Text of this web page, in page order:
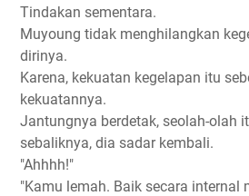
Tindakan sementara.
Muyoung tidak menghilangkan
dirinya.
Karena, kekuatan kegelapan itu
kekuatannya.
Jantungnya berdetak, seolah-olah
sebaliknya, dia sadar kembali.
"Ahhhh!"
"Kamu lemah. Baik secara internal